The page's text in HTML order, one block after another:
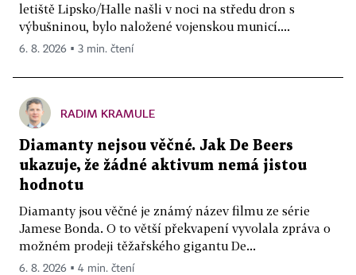
letiště Lipsko/Halle našli v noci na středu dron s
výbušninou, bylo naložené vojenskou municí....
6. 8. 2026 ▪ 3 min. čtení
RADIM KRAMULE
Diamanty nejsou věčné. Jak De Beers
ukazuje, že žádné aktivum nemá jistou
hodnotu
Diamanty jsou věčné je známý název filmu ze série
Jamese Bonda. O to větší překvapení vyvolala zpráva o
možném prodeji těžařského gigantu De...
6. 8. 2026 ▪ 4 min. čtení